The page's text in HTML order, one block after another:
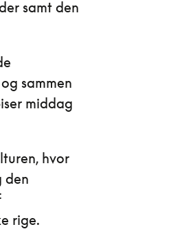
samt den
sammen
middag
hvor
den
rige.